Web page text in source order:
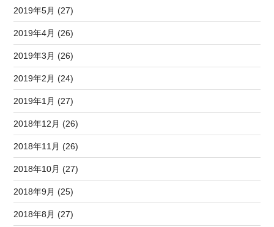
2019年5月 (27)
2019年4月 (26)
2019年3月 (26)
2019年2月 (24)
2019年1月 (27)
2018年12月 (26)
2018年11月 (26)
2018年10月 (27)
2018年9月 (25)
2018年8月 (27)